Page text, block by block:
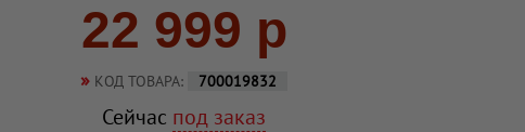
22 999 р
» КОД ТОВАРА: 700019832
Сейчас под заказ